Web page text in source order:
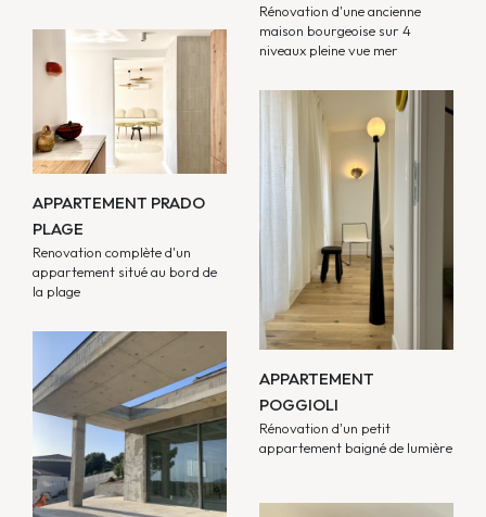
Rénovation d'une ancienne
maison bourgeoise sur 4
niveaux pleine vue mer
APPARTEMENT PRADO
PLAGE
Renovation complète d'un
appartement situé au bord de
la plage
APPARTEMENT
POGGIOLI
Rénovation d'un petit
appartement baigné de lumière